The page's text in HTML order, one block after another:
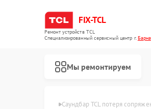
FIX-TCL
Ремонт устройств TCL
Специализированный cервисный центр г.
Мы ремонтируем
Саундбар TCL потеря